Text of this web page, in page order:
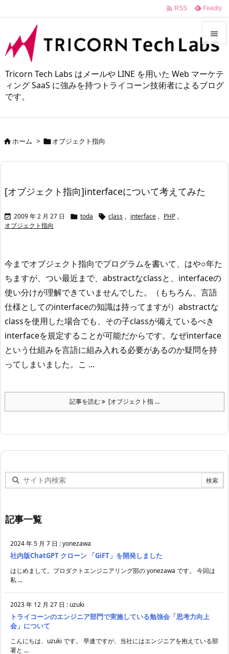
Tricorn Tech Labs はメールや LINE を用いた Web マーケテ
ィング SaaS に強みを持つトライコーン技術者によるブログ
です。



 RSS Feedly
ホーム > オブジェクト指向
[オブジェクト指向]interfaceについて考えてみた
 2009 年 2 月 27 日  toda  class , interface , PHP ,
オブジェクト指向
今までオブジェクト指向でプログラムを書いて、はや○年た
ちますが、 つい最近まで、abstractなclassと、interfaceの
使い分けが理解できていませんでした。
（もちろん、言語
仕様としてのinterfaceの知識は持ってますが） abstractな
classを使用した場合でも、その子classが備えているべき
interfaceを規定することが可能だからです。なぜinterface
という仕組みを言語に組み入れる必要があるのか疑問を持
ってしまいました。 こ ...
記事を読む [オブジェクト指 ...
記事一覧
2024 年 5 月 7 日 :yonezawa
社内版ChatGPT クローン 「GiFT」を開発しました
はじめまして。プロダクトエンジニアリング部の yonezawa です。 今回は
私 ...
2023 年 12 月 27 日 : uzuki
トライコーンのエンジニア部門で実施している勉強会「思考力向上
会」について
こんにちは、uzuki です。 早速ですが、当社にはエンジニアを抱えている部
署と ...